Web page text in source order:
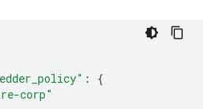
:
{
corp"